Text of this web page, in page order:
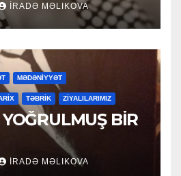
İRADƏ MƏLIKOVA
MƏDƏNİYYƏT
TƏBRİK ZİYALILARIMIZ
BİR
İRADƏ MƏLIKOVA